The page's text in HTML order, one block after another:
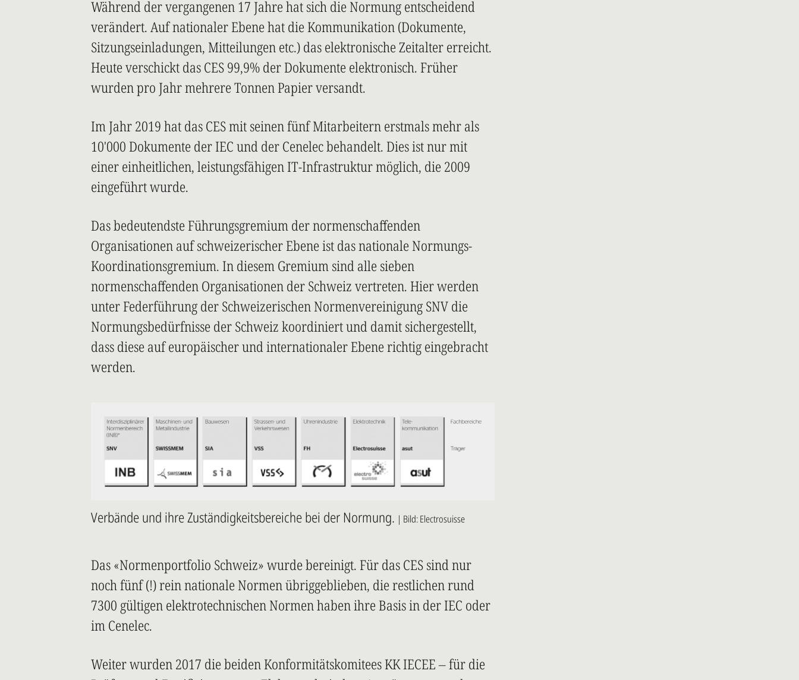
Während der vergangenen 17 Jahre hat sich die Normung entscheidend
verändert. Auf nationaler Ebene hat die Kommunikation (Dokumente,
Sitzungseinladungen, Mitteilungen etc.) das elektronische Zeitalter erreicht.
Heute verschickt das CES 99,9% der Dokumente elektronisch. Früher
wurden pro Jahr mehrere Tonnen Papier versandt.
Im Jahr 2019 hat das CES mit seinen fünf Mitarbeitern erstmals mehr als
10'000 Dokumente der IEC und der Cenelec behandelt. Dies ist nur mit
einer einheitlichen, leistungsfähigen IT-Infrastruktur möglich, die 2009
eingeführt wurde.
Das bedeutendste Führungsgremium der normenschaffenden
Organisationen auf schweizerischer Ebene ist das nationale Normungs-
Koordinationsgremium. In diesem Gremium sind alle sieben
normenschaffenden Organisationen der Schweiz vertreten. Hier werden
unter Federführung der Schweizerischen Normenvereinigung SNV die
Normungsbedürfnisse der Schweiz koordiniert und damit sichergestellt,
dass diese auf europäischer und internationaler Ebene richtig eingebracht
werden.
Verbände und ihre Zuständigkeitsbereiche bei der Normung. | Bild: Electrosuisse
Das «Normenportfolio Schweiz» wurde bereinigt. Für das CES sind nur
noch fünf (!) rein nationale Normen übriggeblieben, die restlichen rund
7300 gültigen elektrotechnischen Normen haben ihre Basis in der IEC oder
im Cenelec.
Weiter wurden 2017 die beiden Konformitätskomitees KK IECEE – für die